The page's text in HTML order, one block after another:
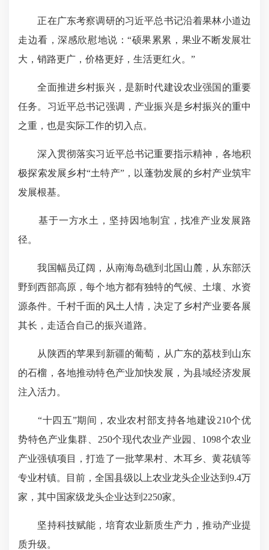
正在广东考察调研的习近平总书记沿着果林小道边
走边看，深感欣慰地说：“硕果累累，果业不断发展壮
大，销路更广，价格更好，生活更红火。”
全面推进乡村振兴，是新时代建设农业强国的重要
任务。习近平总书记强调，产业振兴是乡村振兴的重中
之重，也是实际工作的切入点。
深入贯彻落实习近平总书记重要指示精神，各地积
极探索发展乡村“土特产”，以蓬勃发展的乡村产业筑牢
发展根基。
基于一方水土，坚持因地制宜，找准产业发展路
径。
我国幅员辽阔，从南海岛礁到 北国山麓，从东部沃
野到西部高原，每个地方都有独特的气候、土壤、水资
源条件。千村千面的风土人情，决定了乡村产业要各展
其长，走适合自己的振兴道路。
从陕西的苹果到新疆的葡萄，从广东的荔枝到山东
的石榴，各地推动特色产业加快发展，为县域经济发展
注入活力。
“十四五”期间，农业农村部支持各地建设210个优
势特色产业集群、250个现代农业产业园、1098个农业
产业强镇项目，打造了一批苹果村、木耳乡、黄花镇等
专业村镇。目前，全国县级以上农业龙头企业达到9.4万
家，其中国家级龙头企业达到2250家。
坚持科技赋能， 培育农业新质生产力 ，推动产业提
质升级。